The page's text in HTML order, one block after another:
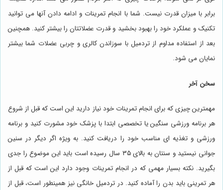
برابر با میزان قدرت نیست. شما با انجام تمرینات و ادامه دادن آنها می توانید
تکنیک و عملکرد خود را بهبود بخشید و قدرت عضلاتتان را بیشتر کنید. همچنین
بعد از استفاده مداوم از تردمیل با سوزاندن کالری و چربی عضلات شما بیشتر
نمایان می شود.
سخن آخر
مهمترین چیزی که برای انجام تمرینات خود نیاز دارید این است که قبل از شروع
هر برنامه ورزشی سنگین یا تخصصی ابتدا با پزشک خود مشورت کنید و برنامه
ورزشی و تغذیه ای مناسب خود را دریافت کنید. به ویژه اگر دیگر در سنین
جوانی نیستید و سنتان به بالای ۳۵ سال رسیده است باید این موضوع را جدی
بگیرید. نکته بسیار مهمی که در انجام تمرینات وجود دارد این است که قبل از
هر تمرینی باید بدن را آماده کنید. در تردمیل خانگی نیز همینطور است، قبل از